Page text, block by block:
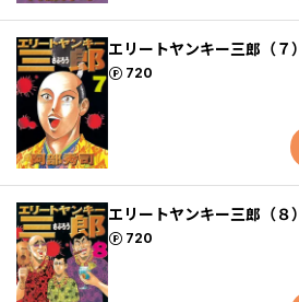
エリートヤンキー三郎（７）
720
ポイント
エリートヤンキー三郎（８）
720
ポイント